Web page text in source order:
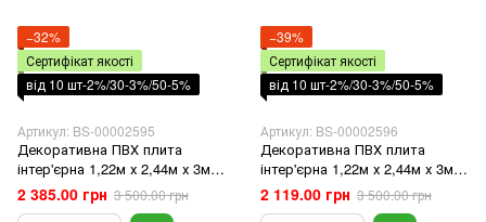
−32%
Сертифікат якості
від 10 шт-2%/30-3%/50-5%
Артикул: BS-00002595
Декоративна ПВХ плита
інтер'єрна 1,22м х 2,44м х 3мм
(аналог керамограніту)
2 385.00 грн 3 500.00 грн
−39%
Сертифікат якості
від 10 шт-2%/30-3%/50-5%
Артикул: BS-00002596
Декоративна ПВХ плита
інтер'єрна 1,22м х 2,44м х 3мм
(аналог керамограніту)
2 119.00 грн 3 500.00 грн